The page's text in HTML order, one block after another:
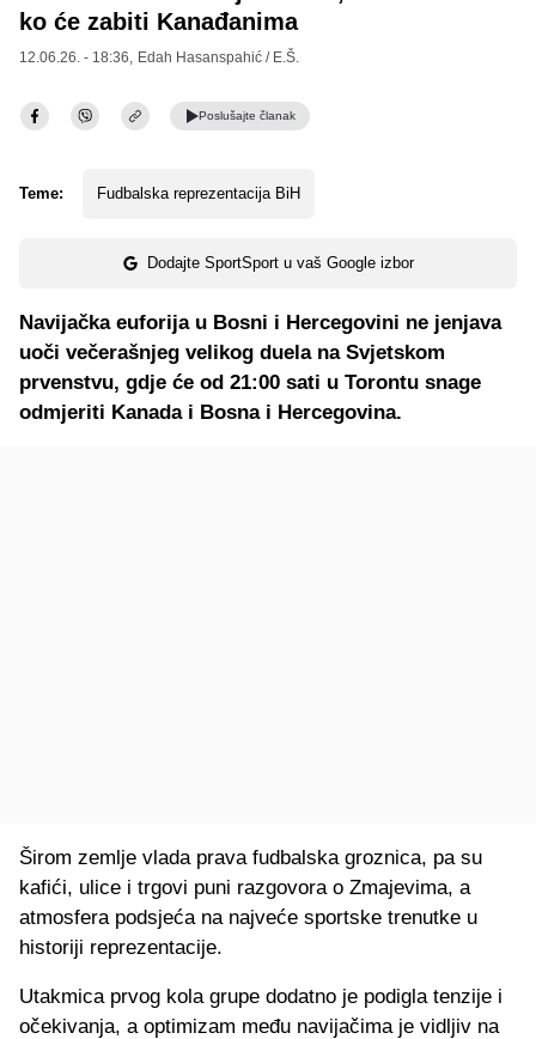
ko će zabiti Kanađanima
12.06.26. - 18:36, Edah Hasanspahić / E.Š.
Poslušajte članak
Teme: Fudbalska reprezentacija BiH
Dodajte SportSport u vaš Google izbor
Navijačka euforija u Bosni i Hercegovini ne jenjava
uoči večerašnjeg velikog duela na Svjetskom
prvenstvu, gdje će od 21:00 sati u Torontu snage
odmjeriti Kanada i Bosna i Hercegovina.
Širom zemlje vlada prava fudbalska groznica, pa su
kafići, ulice i trgovi puni razgovora o Zmajevima, a
atmosfera podsjeća na najveće sportske trenutke u
historiji reprezentacije.
Utakmica prvog kola grupe dodatno je podigla tenzije i
očekivanja, a optimizam među navijačima je vidljiv na